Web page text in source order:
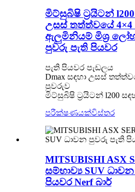
මිට්සුබිෂි ට්‍රයිටන් l200
උසස් තත්ත්වයේ 4×4
ඇලුමිනියම් මිශ්‍ර
පුවරු පැති පියවර
පැති පියවර පැඩලය
Dmax සඳහා උසස්
පුවරුව
මිට්සුබිෂි ට්‍රයිටන් l200
පරීක්ෂණයක්විස්තර
MITSUBISHI ASX
සම්භාව්‍ය SUV
පියවර Nerf බාර්